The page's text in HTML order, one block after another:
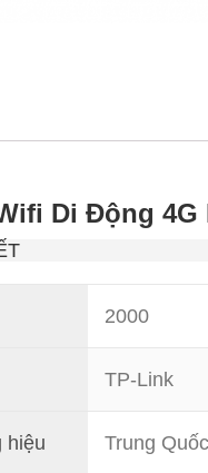
Di Động 4G
2000
TP-Link
hiệu Trung Quốc